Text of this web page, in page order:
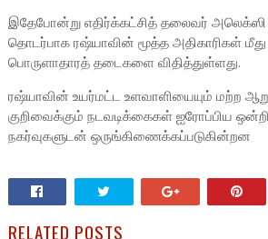
இதேபோன்று எதிர்க்கட்சித் தலைவர்
தொடர்பாக ரஷ்யாவின் மூத்த அதிகாரிகள்
பொருளாதாரத் தடைகளை விதித்துள்ளது.
ரஷ்யாவின் உயர்மட்ட உளவாளியையும் மற்ற
குறிவைக்கும் நடவடிக்கைகள் ஐரோப்பிய
நகர்வுகளுடன் ஒருங்கிணைக்கப்படுகின்றன
RELATED POSTS